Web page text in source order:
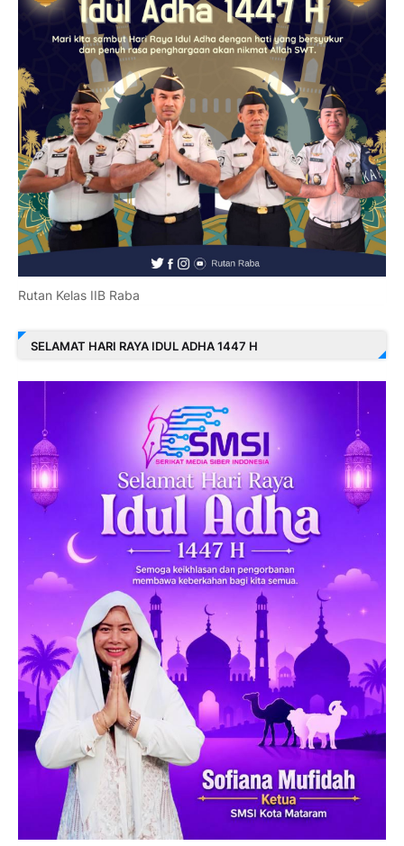
Rutan Kelas IIB Raba
SELAMAT HARI RAYA IDUL ADHA 1447 H